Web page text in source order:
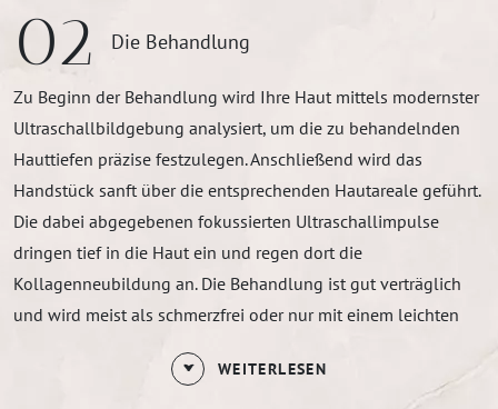
02 Die Behandlung
Zu Beginn der Behandlung wird Ihre Haut mittels modernster
Ultraschallbildgebung analysiert, um die zu behandelnden
Hauttiefen präzise festzulegen. Anschließend wird das
Handstück sanft über die entsprechenden Hautareale geführt.
Die dabei abgegebenen fokussierten Ultraschallimpulse
dringen tief in die Haut ein und regen dort die
Kollagenneubildung an. Die Behandlung ist gut verträglich
und wird meist als schmerzfrei oder nur mit einem leichten
WEITERLESEN